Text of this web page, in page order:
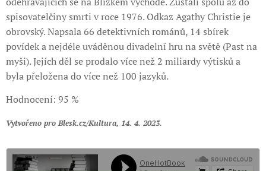
spisovatelčiny smrti v roce 1976. Odkaz Agathy Christie je
obrovský. Napsala 66 detektivních románů, 14 sbírek
povídek a nejdéle uváděnou divadelní hru na světě (Past na
myši). Jejích děl se prodalo více než 2 miliardy výtisků a
byla přeložena do více než 100 jazyků.
Hodnocení: 95 %
Vytvořeno pro Blesk.cz/Kultura, 14. 4. 2023.